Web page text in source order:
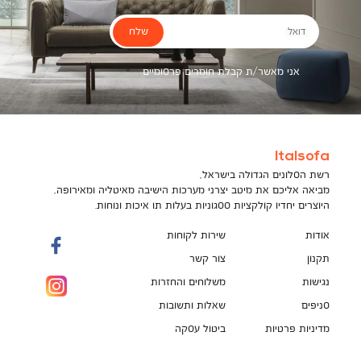
דואל
אני מאשר/ת קבלת חומרים פרסומיים
שלח
Italsofa
רשת הסלונים הגדולה בישראל,
מביאה אליכם את מיטב יצרני מערכות הישיבה מאיטליה ומאירופה,
היוצרים יחדיו קולקציות ססגוניות בעלות תו איכות ונוחות.
אודות
תקנון
נגישות
סניפים
מדיניות פרטיות
שירות לקוחות
צור קשר
משלוחים והחזרות
שאלות ותשובות
ביטול עסקה